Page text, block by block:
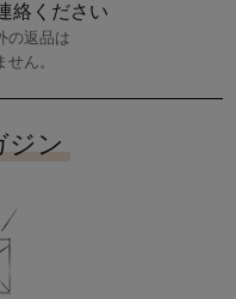
絡ください
の返品は
ん。
ジン